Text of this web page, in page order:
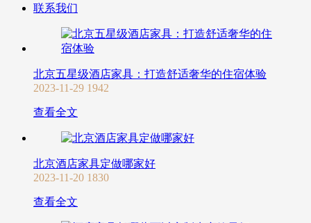
联系我们
北京五星级酒店家具：打造舒适奢华的住宿体验
2023-11-29 1942
查看全文
北京酒店家具定做哪家好
2023-11-20 1830
查看全文